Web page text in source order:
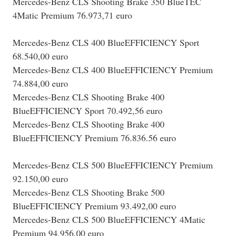
4Matic Premium 76.973,71 euro
Mercedes-Benz CLS 400 BlueEFFICIENCY Sport
68.540,00 euro
Mercedes-Benz CLS 400 BlueEFFICIENCY Premium
74.884,00 euro
Mercedes-Benz CLS Shooting Brake 400
BlueEFFICIENCY Sport 70.492,56 euro
Mercedes-Benz CLS Shooting Brake 400
BlueEFFICIENCY Premium 76.836.56 euro
Mercedes-Benz CLS 500 BlueEFFICIENCY Premium
92.150,00 euro
Mercedes-Benz CLS Shooting Brake 500
BlueEFFICIENCY Premium 93.492,00 euro
Mercedes-Benz CLS 500 BlueEFFICIENCY 4Matic
Premium 94.956,00 euro